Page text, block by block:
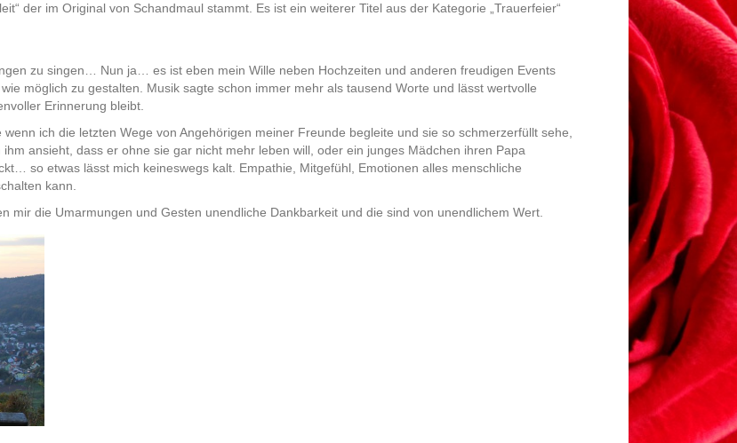
der im Original von Schandmaul stammt. Es ist ein weiterer Titel aus der Kategorie „Trauerfeier“
zu singen… Nun ja… es ist eben mein Wille neben Hochzeiten und anderen freudigen Events
möglich zu gestalten. Musik sagte schon immer mehr als tausend Worte und lässt wertvolle
Erinnerung bleibt.
ich die letzten Wege von Angehörigen meiner Freunde begleite und sie so schmerzerfüllt sehe,
ansieht, dass er ohne sie gar nicht mehr leben will, oder ein junges Mädchen ihren Papa
so etwas lässt mich keineswegs kalt. Empathie, Mitgefühl, Emotionen alles menschliche
kann.
mir die Umarmungen und Gesten unendliche Dankbarkeit und die sind von unendlichem Wert.